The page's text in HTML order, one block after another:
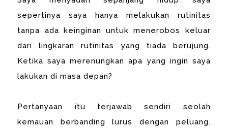
sepertinya saya hanya melakukan rutinitas
tanpa ada keinginan untuk menerobos keluar
dari lingkaran rutinitas yang tiada berujung.
Ketika saya merenungkan apa yang ingin saya
lakukan di masa depan?
Pertanyaan itu terjawab sendiri seolah
kemauan berbanding lurus dengan peluang.